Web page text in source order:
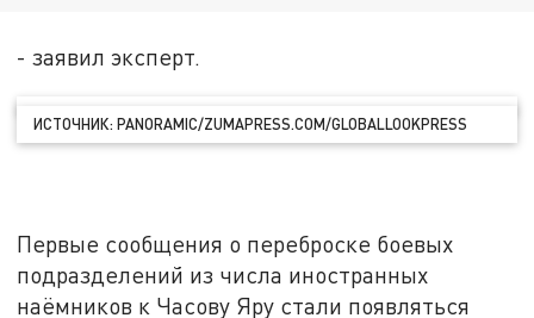
- заявил эксперт.
ИСТОЧНИК: PANORAMIC/ZUMAPRESS.COM/GLOBALLOOKPRESS
Первые сообщения о переброске боевых
подразделений из числа иностранных
наёмников к Часову Яру стали появляться